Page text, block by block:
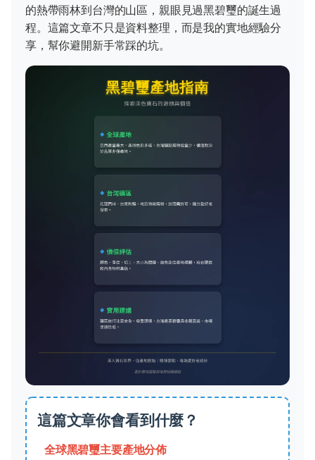
的熱帶雨林到台灣的山區，親眼見過黑碧璽的誕生過
程。這篇文章不只是資料整理，而是我的實地經驗分
享，幫你避開新手常踩的坑。
這篇文章你會看到什麼？
全球黑碧璽主要產地分佈